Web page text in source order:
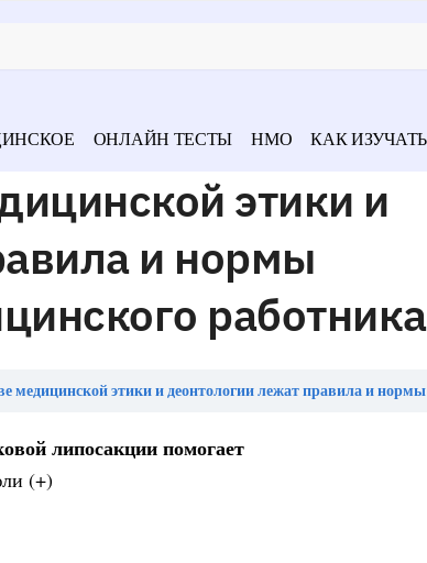
ОНЛАЙН ТЕСТЫ НМО КАК ИЗУЧАТЬ
этики и
и нормы
этики и деонтологии лежат правила и нормы взаимодействия медицинского
липосакции помогает
(+)